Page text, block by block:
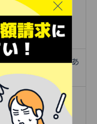
内部ショートなど
で配線交換が必要
な場合
既存のアース線があ
る場合
高機能タイプへの
交換